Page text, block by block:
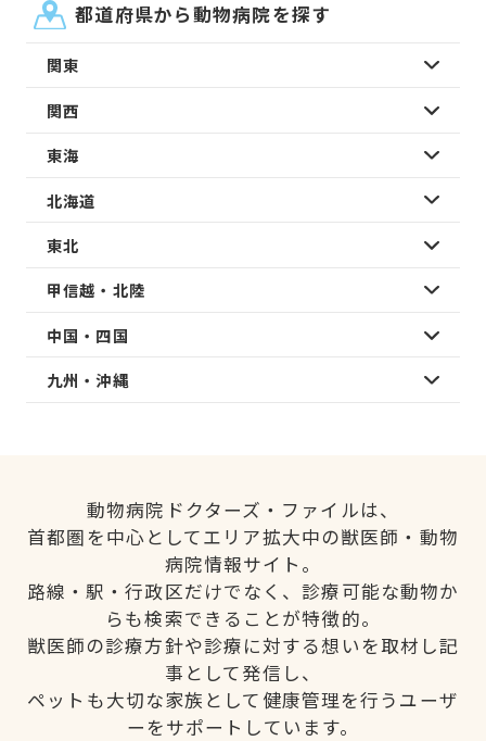
都道府県から動物病院を探す
関東
関西
東海
北海道
東北
甲信越・北陸
中国・四国
九州・沖縄
動物病院ドクターズ・ファイルは、
首都圏を中心としてエリア拡大中の獣医師・動物
病院情報サイト。
路線・駅・行政区だけでなく、診療可能な動物か
らも検索できることが特徴的。
獣医師の診療方針や診療に対する想いを取材し記
事として発信し、
ペットも大切な家族として健康管理を行うユーザ
ーをサポートしています。